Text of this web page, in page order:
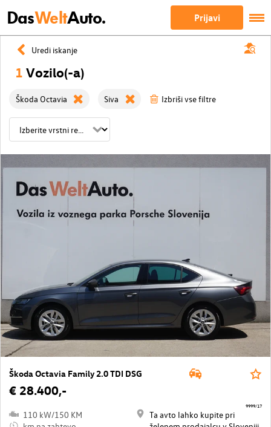
DasWeltAuto. Prijavi
Uredi iskanje
1 Vozilo(-a)
Škoda Octavia Siva Izbriši vse filtre
Škoda Octavia Family 2.0 TDI DSG
€ 28.400,-
110 kW/150 KM
Ta avto lahko kupite pri
9999/17